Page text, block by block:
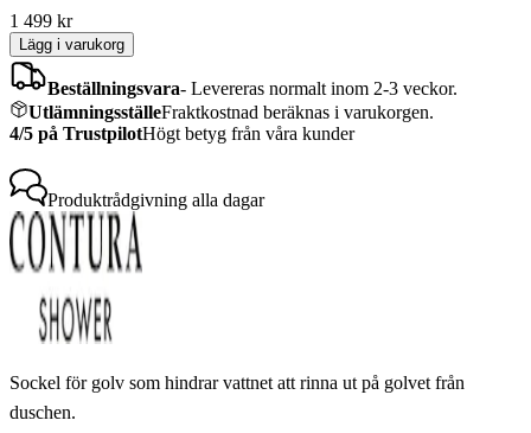
1 499 kr
Lägg i varukorg
Beställningsvara- Levereras normalt inom 2-3 veckor.
UtlämningsställeFraktkostnad beräknas i varukorgen.
4/5 på TrustpilotHögt betyg från våra kunder
Produktrådgivning alla dagar
Sockel för golv som hindrar vattnet att rinna ut på golvet från
duschen.